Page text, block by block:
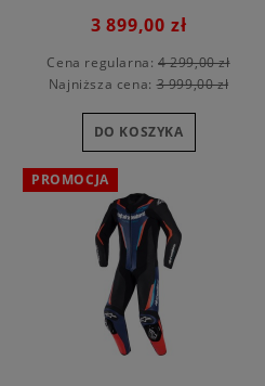
3 899,00 zł
Cena regularna: 4 299,00 zł
Najniższa cena:3 999,00 zł
DO KOSZYKA
PROMOCJA